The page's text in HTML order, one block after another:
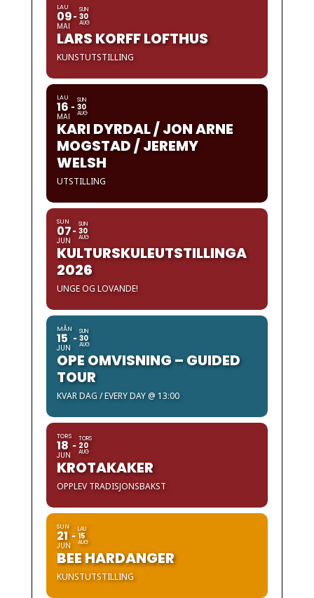
LAU
09
MAI
SUN
30
AUG
LARS KORFF LOFTHUS
KUNSTUTSTILLING
LAU
16
MAI
SUN
30
AUG
KARI DYRDAL / JON ARNE
MOGSTAD / JEREMY
WELSH
UTSTILLING
SUN
07
JUN
SUN
30
AUG
KULTURSKULEUTSTILLINGA
2026
UNGE OG LOVANDE!
MÅN
15
JUN
SUN
30
AUG
OPE OMVISNING – GUIDED
TOUR
KVAR DAG / EVERY DAY @ 13:00
TORS
18
JUN
TORS
20
AUG
KROTAKAKER
OPPLEV TRADISJONSBAKST
SUN
21
JUN
LAU
15
AUG
BEE HARDANGER
KUNSTUTSTILLING